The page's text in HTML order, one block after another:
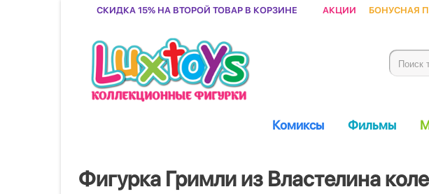
Скидка 15% на второй товар в корзине Акции Бонусная
Комиксы Фильмы
Фигурка Гримли из Властелина